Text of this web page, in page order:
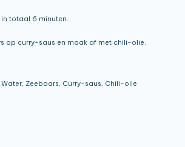
totaal 6 minuten.
op curry-saus en maak af met chili-olie.
Water, Zeebaars, Curry-saus, Chili-olie